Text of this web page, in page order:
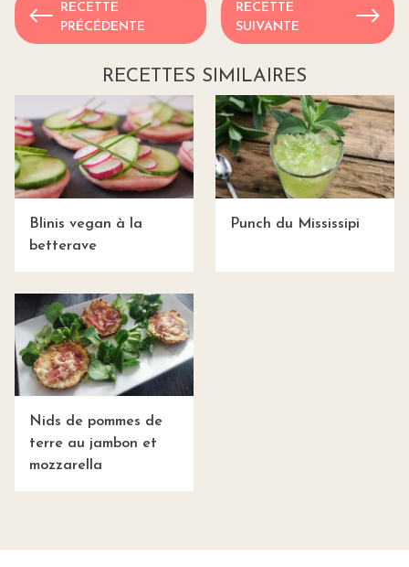
RECETTE
PRÉCÉDENTE
RECETTE
SUIVANTE
RECETTES SIMILAIRES
Blinis vegan à la
betterave
Punch du Mississipi
Nids de pommes de
terre au jambon et
mozzarella